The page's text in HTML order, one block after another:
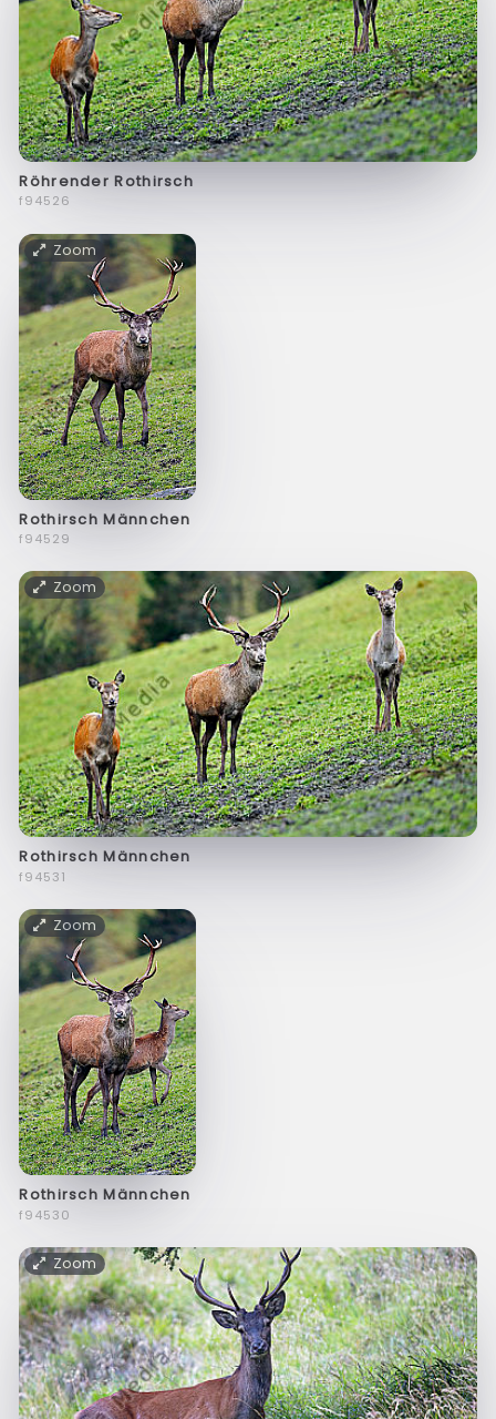
Röhrender Rothirsch
f94526
Zoom
Rothirsch Männchen
f94529
Zoom
Rothirsch Männchen
f94531
Zoom
Rothirsch Männchen
f94530
Zoom